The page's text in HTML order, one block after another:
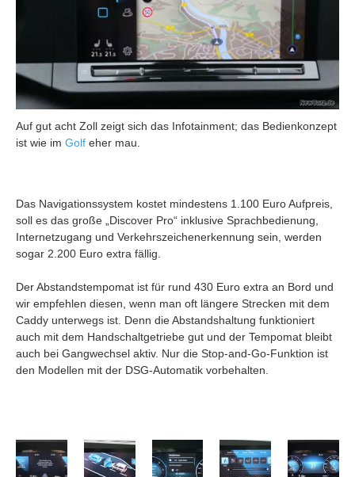
Auf gut acht Zoll zeigt sich das Infotainment; das Bedienkonzept
ist wie im Golf eher mau.
Das Navigationssystem kostet mindestens 1.100 Euro Aufpreis,
soll es das große „Discover Pro“ inklusive Sprachbedienung,
Internetzugang und Verkehrszeichenerkennung sein, werden
sogar 2.200 Euro extra fällig.
Der Abstandstempomat ist für rund 430 Euro extra an Bord und
wir empfehlen diesen, wenn man oft längere Strecken mit dem
Caddy unterwegs ist. Denn die Abstandshaltung funktioniert
auch mit dem Handschaltgetriebe gut und der Tempomat bleibt
auch bei Gangwechsel aktiv. Nur die Stop-and-Go-Funktion ist
den Modellen mit der DSG-Automatik vorbehalten.